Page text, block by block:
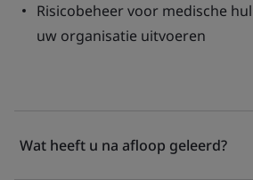
Risicobeheer voor medische
uw organisatie uitvoeren
Wat heeft u na afloop geleerd?